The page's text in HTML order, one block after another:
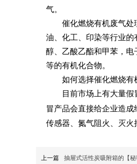
气。
催化燃烧有机废气处理
油、化工、印染等行业
醇、乙酸乙酯和甲苯，
等的有机化合物。
如何选择催化燃烧有
目前市场上有大量假冒
冒产品会直接给企业造
传感器、氮气阻火、灭火
上一篇 抽屉式活性炭吸附箱的【秘